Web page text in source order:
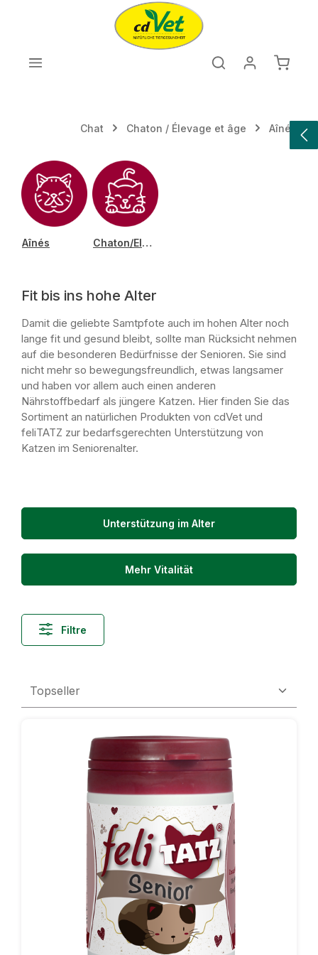
Passer au contenu principal
Le
Chat Chaton / Élevage et âge Aînés
Aînés Chaton/Elevage
Fit bis ins hohe Alter
Damit die geliebte Samtpfote auch im hohen Alter noch
lange fit und gesund bleibt, sollte man Rücksicht nehmen
auf die besonderen Bedürfnisse der Senioren. Sie sind
nicht mehr so bewegungsfreundlich, etwas langsamer
und haben vor allem auch einen anderen
Nährstoffbedarf als jüngere Katzen. Hier finden Sie das
Sortiment an natürlichen Produkten von cdVet und
feliTATZ zur bedarfsgerechten Unterstützung von
Katzen im Seniorenalter.
Unterstützung im Alter
Mehr Vitalität
Filtre